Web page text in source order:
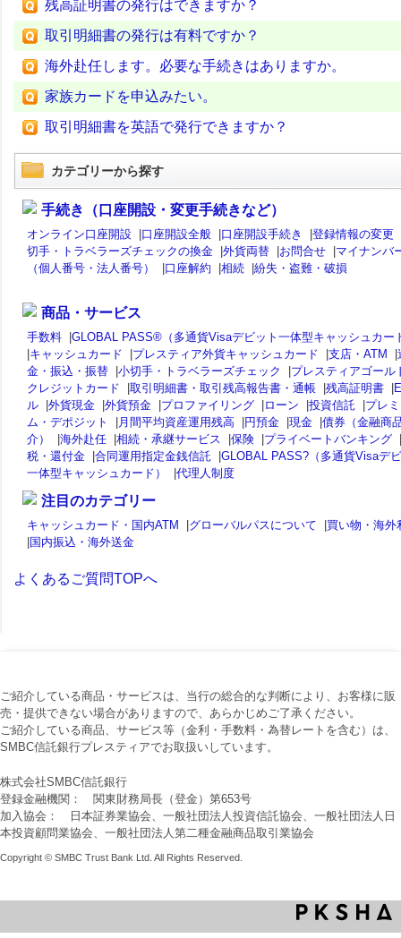
残高証明書の発行はできますか？
取引明細書の発行は有料ですか？
海外赴任します。必要な手続きはありますか。
家族カードを申込みたい。
取引明細書を英語で発行できますか？
カテゴリーから探す
手続き（口座開設・変更手続きなど）
オンライン口座開設 |口座開設全般 |口座開設手続き |登録情報の変更
切手・トラベラーズチェックの換金 |外貨両替 |お問合せ |マイナンバ
（個人番号・法人番号）
|口座解約 |相続 |紛失・盗難・破損
商品・サービス
手数料 |GLOBAL PASS®（多通貨Visaデビット一体型キャッシュカー
|キャッシュカード |プレスティア外貨キャッシュカード |支店・ATM |
金・振込・振替 |小切手・トラベラーズチェック |プレスティアゴール
クレジットカード
|取引明細書・取引残高報告書・通帳 |残高証明書 |
ル |外貨現金 |外貨預金 |プロファイリング |ローン |投資信託 |プレ
ム・デポジット
| 月間平均資産運用残高 |円預金 |現金 |債券（金融商
介）
|海外赴任 |相続・承継サービス |保険 |プライベートバンキング |
税・還付金 |合同運用指定金銭信託 |GLOBAL PASS?（多通貨Visaデ
一体型キャッシュカード）
|代理人制度
注目のカテゴリー
キャッシュカード・国内ATM |グローバルパスについて |買い物・海外
|国内振込・海外送金
よくあるご質問TOPへ
ご紹介している商品・サービスは、当行の総合的な判断により、お客様に販
売・提供できない場合がありますので、あらかじめご了承ください。
ご紹介している商品、サービス等（金利・手数料・為替レートを含む）は、
SMBC信託銀行プレスティアでお取扱いしています。
株式会社SMBC信託銀行
登録金融機関： 関東財務局長（登金）第653号
加入協会： 日本証券業協会、一般社団法人投資信託協会、一般社団法人日
本投資顧問業協会、一般社団法人第二種金融商品取引業協会
Copyright © SMBC Trust Bank Ltd. All Rights Reserved.